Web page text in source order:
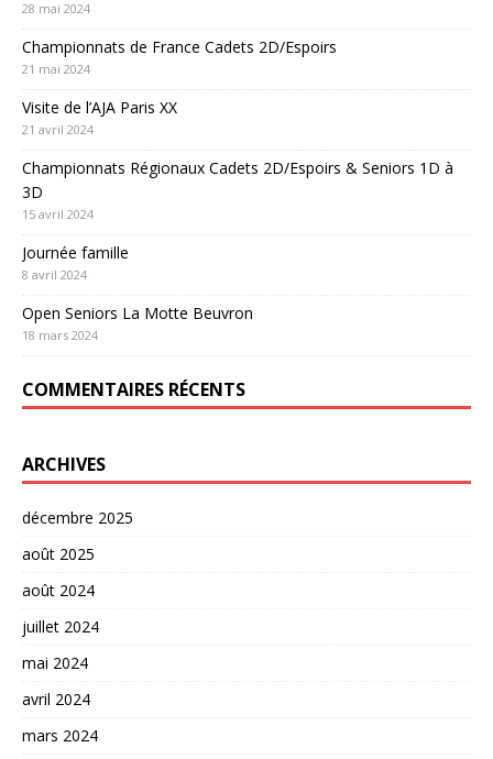
28 mai 2024
Championnats de France Cadets 2D/Espoirs
21 mai 2024
Visite de l’AJA Paris XX
21 avril 2024
Championnats Régionaux Cadets 2D/Espoirs & Seniors 1D à
3D
15 avril 2024
Journée famille
8 avril 2024
Open Seniors La Motte Beuvron
18 mars 2024
COMMENTAIRES RÉCENTS
ARCHIVES
décembre 2025
août 2025
août 2024
juillet 2024
mai 2024
avril 2024
mars 2024